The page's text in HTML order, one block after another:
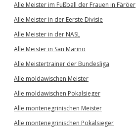
Alle Meister im Fußball der Frauen in Färöer
Alle Meister in der Eerste Divisie
Alle Meister in der NASL
Alle Meister in San Marino
Alle Meistertrainer der Bundesliga
Alle moldawischen Meister
Alle moldawischen Pokalsieger
Alle montenegrinischen Meister
Alle montenegrinischen Pokalsieger